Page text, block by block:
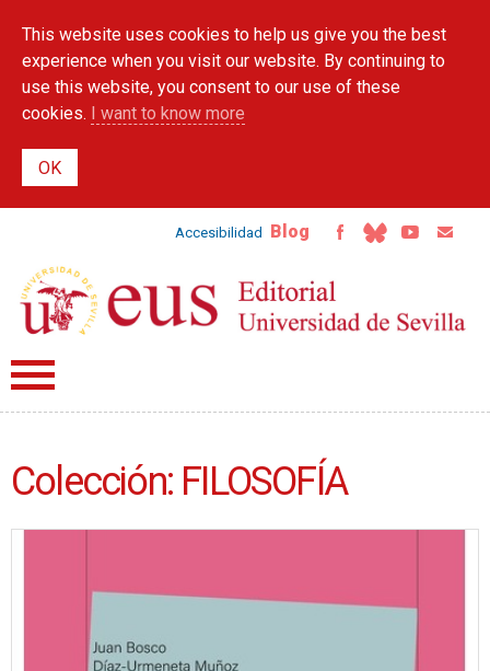
main
content
This website uses cookies to help us give you the best
experience when you visit our website. By continuing to
use this website, you consent to our use of these
cookies. I want to know more
Accesibilidad Blog
Colección: FILOSOFÍA